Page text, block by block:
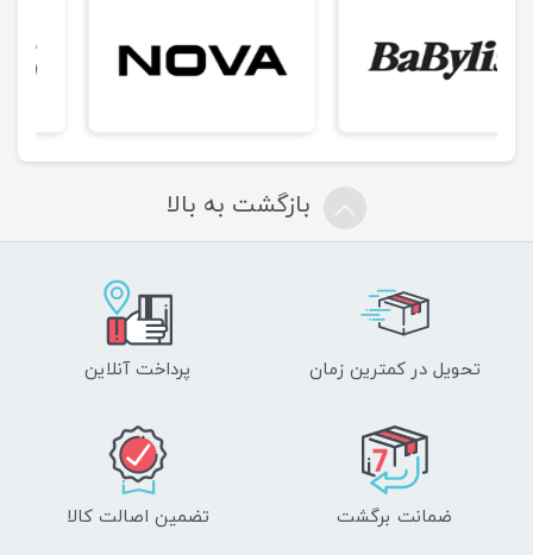
بازگشت به بالا
تحویل در کمترین زمان پرداخت آنلاین
ضمانت برگشت تضمین اصالت کالا